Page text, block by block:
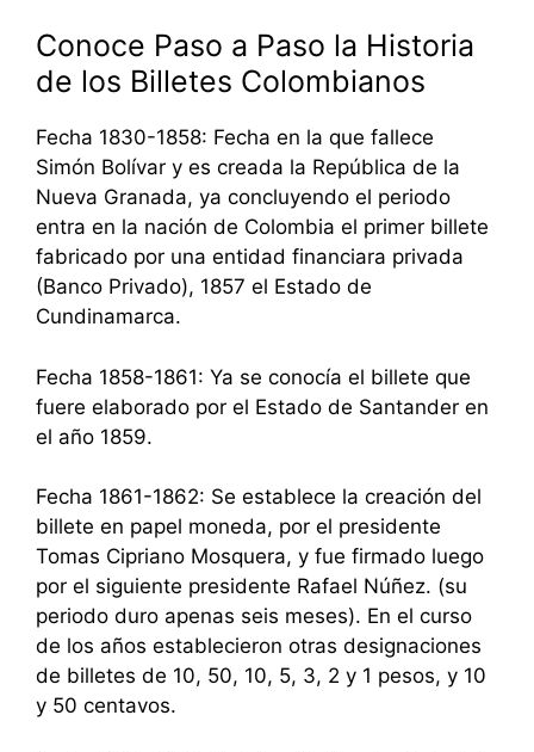
Conoce Paso a Paso la Historia
de los Billetes Colombianos
Fecha 1830-1858: Fecha en la que fallece
Simón Bolívar y es creada la República de la
Nueva Granada, ya concluyendo el periodo
entra en la nación de Colombia el primer billete
fabricado por una entidad financiara privada
(Banco Privado), 1857 el Estado de
Cundinamarca.
Fecha 1858-1861: Ya se conocía el billete que
fuere elaborado por el Estado de Santander en
el año 1859.
Fecha 1861-1862: Se establece la creación del
billete en papel moneda, por el presidente
Tomas Cipriano Mosquera, y fue firmado luego
por el siguiente presidente Rafael Núñez. (su
periodo duro apenas seis meses). En el curso
de los años establecieron otras designaciones
de billetes de 10, 50, 10, 5, 3, 2 y 1 pesos, y 10
y 50 centavos.